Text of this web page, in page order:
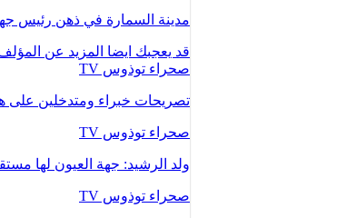
مدينة السمارة في ذهن رئيس
قد يعجبك ايضا المزيد عن
صحراء توذوس TV
تصريحات خبراء ومتدخلين على
صحراء توذوس TV
ولد الرشيد: جهة العيون لها
صحراء توذوس TV